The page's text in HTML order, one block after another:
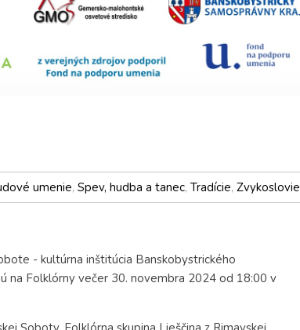
umenie, Spev, hudba a tanec, Tradície, Zvykoslovie
- kultúrna inštitúcia Banskobystrického
na Folklórny večer 30. novembra 2024 od 18:00 v